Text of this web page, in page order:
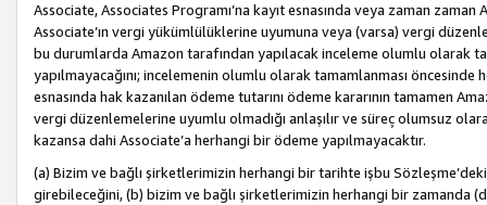
Associate, Associates Programı’na kayıt esnasında veya zaman
Associate’ın vergi yükümlülüklerine uyumuna veya (varsa) vergi
bu durumlarda Amazon tarafından yapılacak inceleme olumlu olarak
yapılmayacağını; incelemenin olumlu olarak tamamlanması
esnasında hak kazanılan ödeme tutarını ödeme kararının tamamen
vergi düzenlemelerine uyumlu olmadığı anlaşılır ve süreç olumsuz
kazansa dahi Associate’a herhangi bir ödeme yapılmayacaktır.
(a) Bizim ve bağlı şirketlerimizin herhangi bir tarihte işbu
girebileceğini, (b) bizim ve bağlı şirketlerimizin herhangi bir zamanda